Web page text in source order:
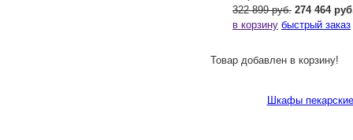
322 899 руб. 274 464
в корзину быстрый заказ
Товар добавлен в корзину!
Шкафы